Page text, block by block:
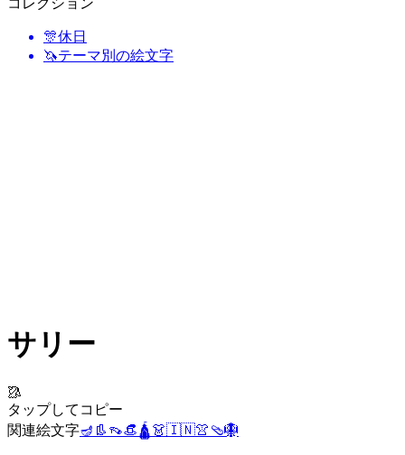
コレクション
🎊休日
🦄テーマ別の絵文字
サリー
🥻
タップしてコピー
関連絵文字🪔 👢 👡👒🛕👗🇮🇳👚 🩴🪯